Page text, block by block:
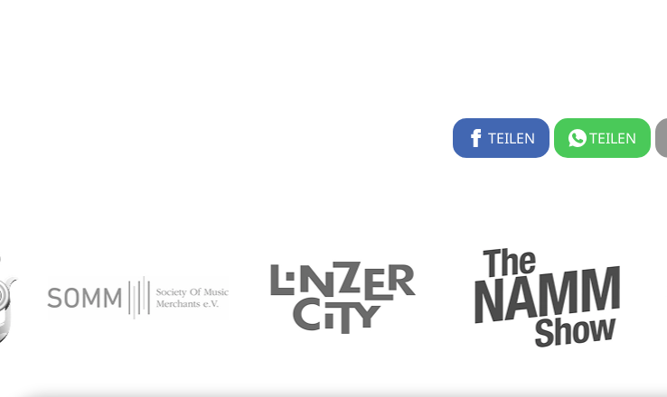
TEILEN TEILEN